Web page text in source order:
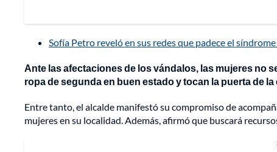
Sofía Petro reveló en sus redes que padece el
Ante las afectaciones de los vándalos, las mujeres no
ropa de segunda en buen estado y tocan la puerta de
Entre tanto, el alcalde manifestó su compromiso de
mujeres en su localidad. Además, afirmó que buscará